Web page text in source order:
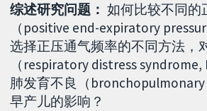
综述研究问题： 如何比较不同的
（positive end-expiratory
选择正压通气频率的不同方法，
（respiratory distress syndrome,
肺发育不良（bronchopulmonary
早产儿的影响？